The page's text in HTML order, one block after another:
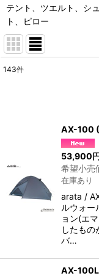
テント、ツエルト、シ
ト、ピロー
サブカテゴリ
143件
AX-100
53,900
希望小売
在庫あり
arata /
ルウォー
ョン(エ
したも
バ…
AX-100L